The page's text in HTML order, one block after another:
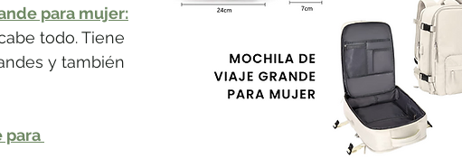
para mujer:
todo. Tiene
y también
para